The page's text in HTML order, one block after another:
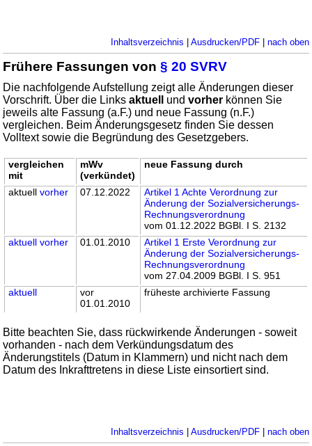
Inhaltsverzeichnis | Ausdrucken/PDF| nach oben
Frühere Fassungen von§ 20 SVRV
Die nachfolgende Aufstellung zeigt alle Änderungen dieser
Vorschrift. Über die Linksaktuell undvorher können Sie
jeweils alte Fassung (a.F.) und neue Fassung (n.F.)
vergleichen. Beim Änderungsgesetz finden Sie dessen
Volltext sowie die Begründung des Gesetzgebers.
vergleichen
mit
mWv
(verkündet)
neue Fassung durch
aktuellvorher 07.12.2022
Artikel 1 Achte Verordnung zur
Änderung der Sozialversicherungs-
Rechnungsverordnung
vom 01.12.2022 BGBl. I S. 2132
aktuell vorher 01.01.2010
Artikel 1 Erste Verordnung zur
Änderung der Sozialversicherungs-
Rechnungsverordnung
vom 27.04.2009 BGBl. I S. 951
aktuell
vor
01.01.2010
früheste archivierte Fassung
Bitte beachten Sie, dass rückwirkende Änderungen - soweit
vorhanden - nach dem Verkündungsdatum des
Änderungstitels (Datum in Klammern) und nicht nach dem
Datum des Inkrafttretens in diese Liste einsortiert sind.
Inhaltsverzeichnis | Ausdrucken/PDF| nach oben